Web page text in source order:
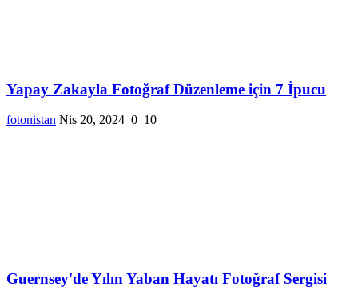
Yapay Zakayla Fotoğraf Düzenleme için 7 İpucu
fotonistan Nis 20, 2024 0 10
Guernsey'de Yılın Yaban Hayatı Fotoğraf Sergisi